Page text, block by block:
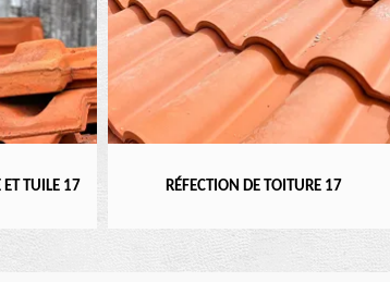
RÉFECTION DE TOITURE 17